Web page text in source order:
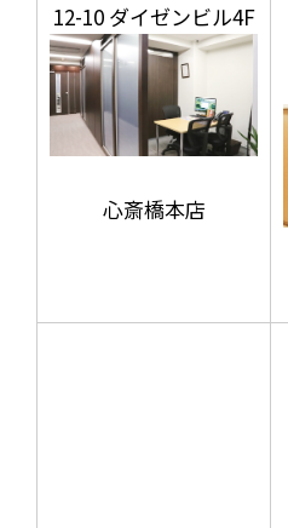
12-10 ダイゼンビル4F
心斎橋本店